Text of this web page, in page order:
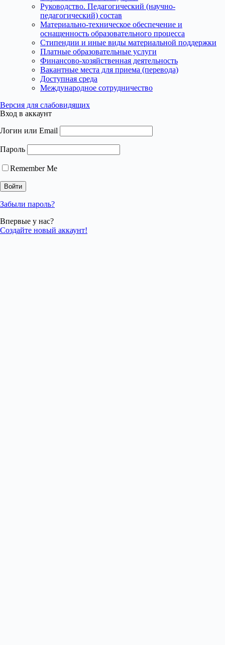
Руководство. Педагогический (научно-
педагогический) состав
Материально-техническое обеспечение и
оснащенность образовательного процесса
Стипендии и иные виды материальной поддержки
Платные образовательные услуги
Финансово-хозяйственная деятельность
Вакантные места для приема (перевода)
Доступная среда
Международное сотрудничество
Версия для слабовидящих
Вход в аккаунт
Логин или Email
Пароль
Remember Me
Забыли пароль?
Впервые у нас?
Создайте новый аккаунт!